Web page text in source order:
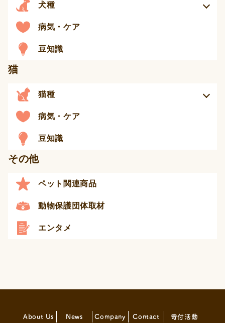
犬種
病気・ケア
豆知識
猫
猫種
病気・ケア
豆知識
その他
ペット関連商品
動物保護団体取材
エンタメ
About Us News Company Contact 寄付活動